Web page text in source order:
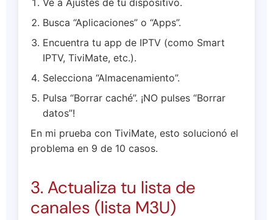
Ve a Ajustes de tu dispositivo.
Busca “Aplicaciones” o “Apps”.
Encuentra tu app de IPTV (como Smart
IPTV, TiviMate, etc.).
Selecciona “Almacenamiento”.
Pulsa “Borrar caché”. ¡NO pulses “Borrar
datos”!
En mi prueba con TiviMate, esto solucionó el
problema en 9 de 10 casos.
3. Actualiza tu lista de
canales (lista M3U)